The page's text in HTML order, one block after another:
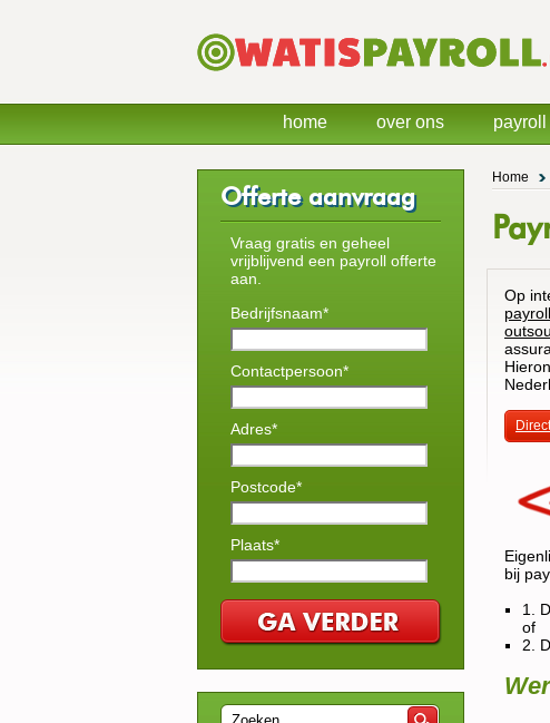
Home
Op
payroll
bij
1.
of
2.
Offerte aanvraag
Vraag gratis en geheel
vrijblijvend een payroll offerte
aan.
Bedrijfsnaam*
Contactpersoon*
Adres*
Postcode*
Plaats*
home over ons